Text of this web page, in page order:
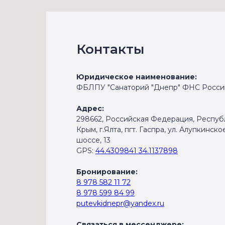
Контакты
Юридическое наименование:
ФБЛПУ "Санаторий "Днепр" ФНС
Адрес:
298662, Российская Федерация,
Крым, г.Ялта, пгт. Гаспра, ул.
шоссе, 13
GPS: 44.4309841 34.1137898
Бронирование:
8 978 582 11 72
8 978 599 84 99
putevkidnepr@yandex.ru